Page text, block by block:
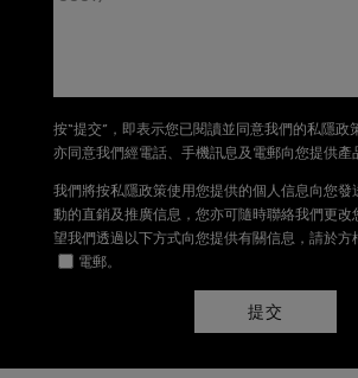
按“提交”，即表示您已閱讀並同意我們的私隱政
亦同意我們經電話、手機訊息及電郵向您提供產
我們將按私隱政策使用您提供的個人信息向您發
動的直銷及推廣信息，您亦可隨時聯絡我們更改
望我們透過以下方式向您提供有關信息，請於方
電郵。
提交